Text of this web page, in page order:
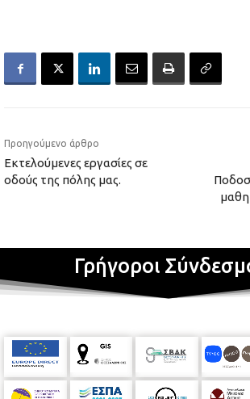
Προηγούμενο άρθρο
Εκτελούμενες εργασίες σε
οδούς της πόλης μας.
Γρήγοροι